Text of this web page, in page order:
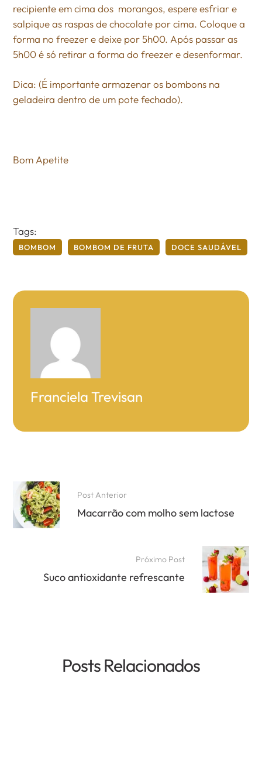
recipiente em cima dos morangos, espere esfriar e
salpique as raspas de chocolate por cima. Coloque a
forma no freezer e deixe por 5h00. Após passar as
5h00 é só retirar a forma do freezer e desenformar.
Dica: (É importante armazenar os bombons na
geladeira dentro de um pote fechado).
Bom Apetite
Tags:
BOMBOM BOMBOM DE FRUTA DOCE SAUDÁVEL
Franciela Trevisan
Post Anterior
Macarrão com molho sem lactose
Próximo Post
Suco antioxidante refrescante
Posts Relacionados